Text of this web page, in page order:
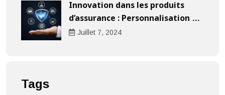
Innovation dans les produits
d’assurance : Personnalisation au
cœur de l’expérience client
Juillet 7, 2024
Tags